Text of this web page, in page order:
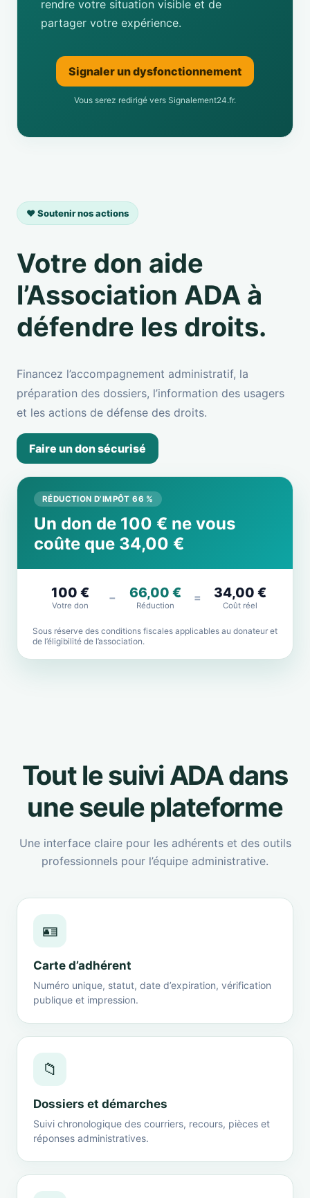
rendre votre situation visible et de
partager votre expérience.
Signaler un dysfonctionnement
Vous serez redirigé vers Signalement24.fr.
❤️ Soutenir nos actions
Votre don aide
l’Association ADA à
défendre les droits.
Financez l’accompagnement administratif, la
préparation des dossiers, l’information des usagers
et les actions de défense des droits.
Faire un don sécurisé
RÉDUCTION D’IMPÔT 66 %
Un don de 100 € ne vous
coûte que 34,00 €
100 €
Votre don
− 66,00 €
Réduction
= 34,00 €
Coût réel
Sous réserve des conditions fiscales applicables au donateur et
de l’éligibilité de l’association.
Tout le suivi ADA dans
une seule plateforme
Une interface claire pour les adhérents et des outils
professionnels pour l’équipe administrative.
🪪
Carte d’adhérent
Numéro unique, statut, date d’expiration, vérification
publique et impression.
📁
Dossiers et démarches
Suivi chronologique des courriers, recours, pièces et
réponses administratives.